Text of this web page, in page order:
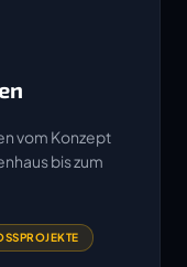
vom Konzept
bis zum